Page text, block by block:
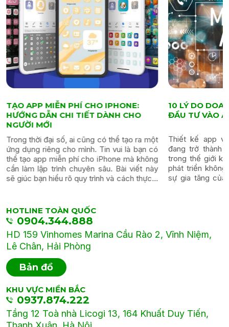
TẠO APP MIỄN PHÍ CHO IPHONE:
HƯỚNG DẪN CHI TIẾT DÀNH CHO
NGƯỜI MỚI
Trong thời đại số, ai cũng có thể tạo ra một
ứng dụng riêng cho mình. Tin vui là bạn có
thể tạo app miễn phí cho iPhone mà không
cần làm lập trình chuyên sâu. Bài viết này
sẽ giúc bạn hiểu rõ quy trình và cách thực...
10 LÝ DO
ĐẦU TƯ VÀO
Thiết kế app
đang trở thành
trong thế giới
phát triển
sự gia tăng của
HOTLINE TOÀN QUỐC
0904.344.888
HD 159 Vinhomes Marina Cầu Rào 2, Vĩnh Niệm,
Lê Chân, Hải Phòng
Bản đồ
KHU VỰC MIỀN BẮC
0937.874.222
Tầng 12 Toà nhà Licogi 13, 164 Khuất Duy Tiến,